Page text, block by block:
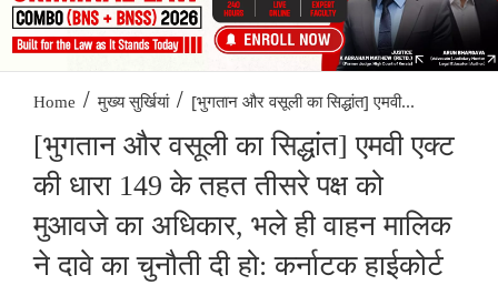
Home / मुख्य सुर्खियां / [भुगतान और वसूली का सिद्धांत] एमवी...
[भुगतान और वसूली का सिद्धांत] एमवी एक्ट
की धारा 149 के तहत तीसरे पक्ष को
मुआवजे का अधिकार, भले ही वाहन मालिक
ने दावे का चुनौती दी हो: कर्नाटक हाईकोर्ट